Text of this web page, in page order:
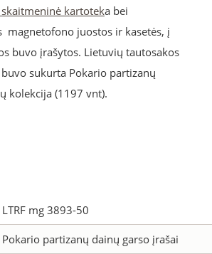
kartoteka bei
magnetofono juostos ir kasetės, į
buvo įrašytos. Lietuvių tautosakos
sukurta Pokario partizanų
kolekcija (1197 vnt).
LTRF mg 3893-50
Pokario partizanų dainų garso įrašai